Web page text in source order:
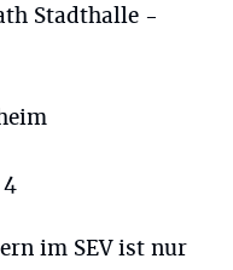
Stadthalle -
im SEV ist nur